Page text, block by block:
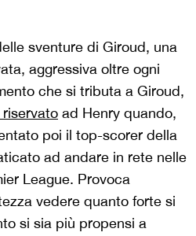
sventure di Giroud, una
aggressiva oltre ogni
che si tributa a Giroud,
ad Henry quando,
poi il top-scorer della
ad andare in rete nelle
League. Provoca
vedere quanto forte si
si sia più propensi a